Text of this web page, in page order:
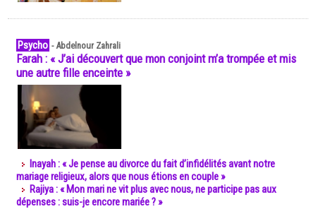
Psycho -Abdelnour Zahrali
Farah : « J’ai découvert que mon conjoint m’a trompée et mis
une autre fille enceinte »
Inayah : « Je pense au divorce du fait d’infidélités avant notre
mariage religieux, alors que nous étions en couple »
Rajiya : « Mon mari ne vit plus avec nous, ne participe pas aux
dépenses : suis-je encore mariée ? »